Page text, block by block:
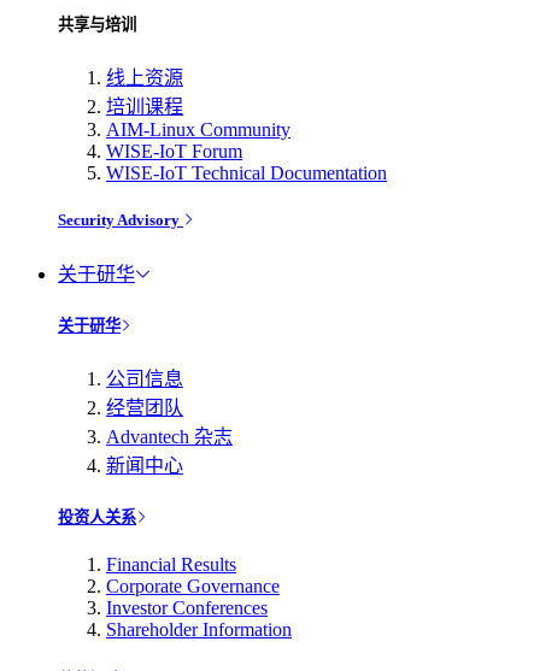
共享与培训
线上资源
培训课程
AIM-Linux Community
WISE-IoT Forum
WISE-IoT Technical Documentation
Security Advisory
关于研华
关于研华
公司信息
经营团队
Advantech 杂志
新闻中心
投资人关系
Financial Results
Corporate Governance
Investor Conferences
Shareholder Information